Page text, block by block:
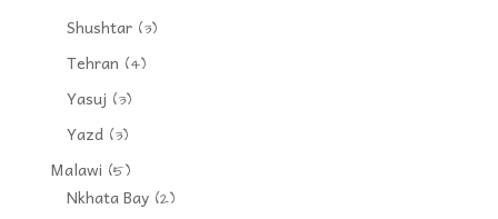
Shushtar(3)
Tehran (4)
Yasuj (3)
Yazd(3)
Malawi (5)
Nkhata Bay(2)